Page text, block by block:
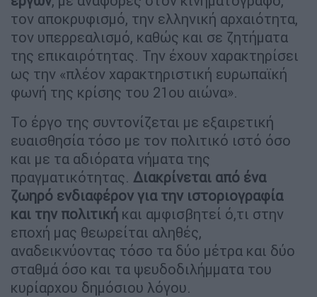
τον αποκρυφισμό, την ελληνική αρχαιότητα,
τον υπερρεαλισμό, καθώς και σε ζητήματα
της επικαιρότητας. Την έχουν χαρακτηρίσει
ως την «πλέον χαρακτηριστική ευρωπαϊκή
φωνή της κρίσης του 21ου αιώνα».
Το έργο της συντονίζεται με εξαιρετική
ευαισθησία τόσο με τον πολιτικό ιστό όσο
και με τα αδιόρατα νήματα της
πραγματικότητας. Διακρίνεται από ένα
ζωηρό ενδιαφέρον για την ιστοριογραφία
και την πολιτική και αμφισβητεί ό,τι στην
εποχή μας θεωρείται αληθές,
αναδεικνύοντας τόσο τα δύο μέτρα και δύο
σταθμά όσο και τα ψευδοδιλήμματα του
κυρίαρχου δημόσιου λόγου.